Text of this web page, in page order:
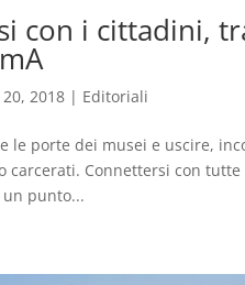
con i cittadini,
20, 2018 | Editoriali
le porte dei musei e uscire,
carcerati. Connettersi con
punto...